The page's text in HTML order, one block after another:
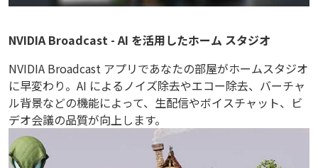
NVIDIA Broadcast - AI を活用したホーム スタジオ
NVIDIA Broadcast アプリであなたの部屋がホームスタジオ
に早変わり。AI によるノイズ除去やエコー除去、バーチャ
ル背景などの機能によって、生配信やボイスチャット、ビ
デオ会議の品質が向上します。